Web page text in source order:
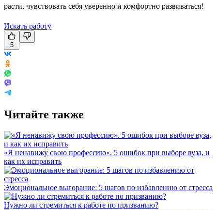
расти, чувствовать себя уверенно и комфортно развиваться!
Искать работу
5
Читайте также
«Я ненавижу свою профессию». 5 ошибок при выборе вуза, и
как их исправить
Эмоциональное выгорание: 5 шагов по избавлению от стресса
Нужно ли стремиться к работе по призванию?